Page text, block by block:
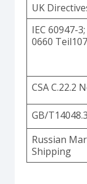
UK
IEC 60947-
0660 Teil107
CSA C.22.2
GB/T14048.3
Russian
Shipping